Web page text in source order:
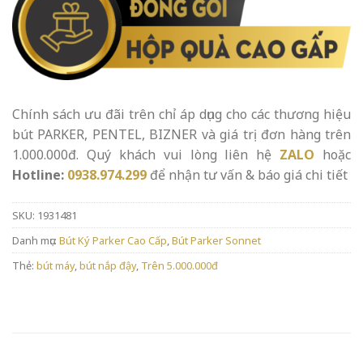
Chính sách ưu đãi trên chỉ áp dụng cho các thương hiệu
bút PARKER, PENTEL, BIZNER và giá trị đơn hàng trên
1.000.000đ. Quý khách vui lòng liên hệ ZALO hoặc
Hotline: 0938.974.299 để nhận tư vấn & báo giá chi tiết
SKU: 1931481
Danh mục: Bút Ký Parker Cao Cấp,Bút Parker Sonnet
Thẻ: bút máy,bút nắp đậy, Trên 5.000.000đ